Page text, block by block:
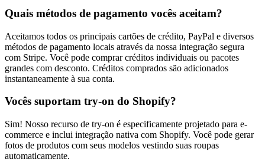
Quais métodos de pagamento vocês aceitam?
Aceitamos todos os principais cartões de crédito, PayPal e diversos
métodos de pagamento locais através da nossa integração segura
com Stripe. Você pode comprar créditos individuais ou pacotes
grandes com desconto. Créditos comprados são adicionados
instantaneamente à sua conta.
Vocês suportam try-on do Shopify?
Sim! Nosso recurso de try-on é especificamente projetado para e-
commerce e inclui integração nativa com Shopify. Você pode gerar
fotos de produtos com seus modelos vestindo suas roupas
automaticamente.